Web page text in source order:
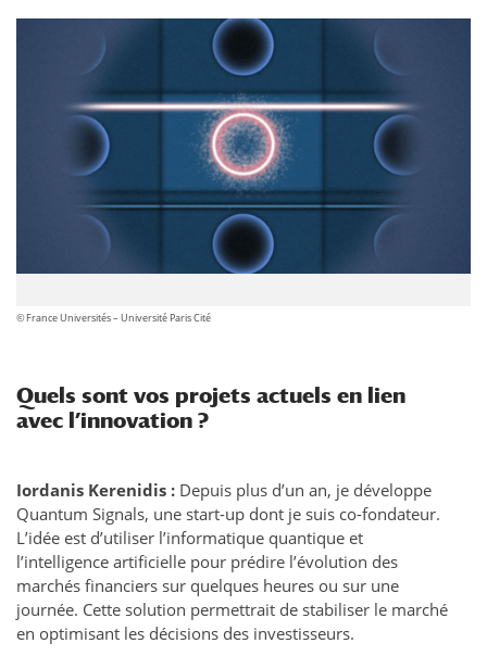
©France Universités – Université Paris Cité
Quels sont vos projets actuels en lien
avec l’innovation ?
Iordanis Kerenidis : Depuis plus d’un an, je développe
Quantum Signals, une start-up dont je suis co-fondateur.
L’idée est d’utiliser l’informatique quantique et
l’intelligence artificielle pour prédire l’évolution des
marchés financiers sur quelques heures ou sur une
journée. Cette solution permettrait de stabiliser le marché
en optimisant les décisions des investisseurs.